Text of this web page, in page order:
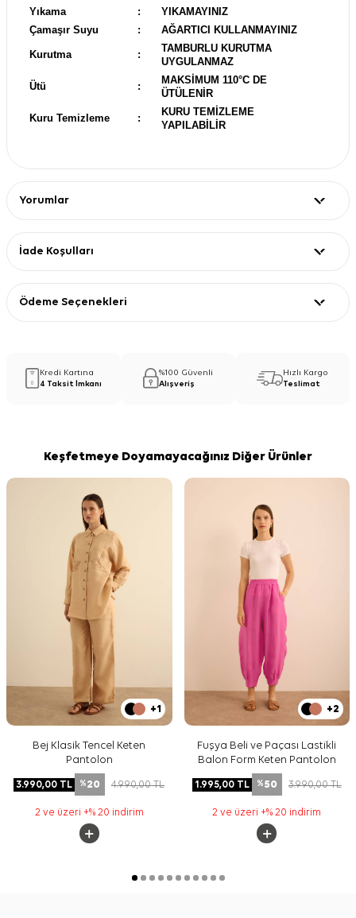
Yıkama
:
YIKAMAYINIZ
Çamaşır Suyu
: AĞARTICI KULLANMAYINIZ
Kurutma :
TAMBURLU KURUTMA
UYGULANMAZ
Ütü :
MAKSİMUM 110°C DE
ÜTÜLENİR
Kuru Temizleme :
KURU TEMİZLEME
YAPILABİLİR
Yorumlar
İade Koşulları
Ödeme Seçenekleri
Kredi Kartına
4 Taksit İmkanı
%100 Güvenli
Alışveriş
Hızlı Kargo
Teslimat
Keşfetmeye Doyamayacağınız Diğer Ürünler
+1
Bej Klasik Tencel Keten
Pantolon
3.990,00 TL %20 4.990,00TL
2 ve üzeri +% 20 indirim
+2
Fuşya Beli ve Paçası Lastikli
Balon Form Keten Pantolon
1.995,00TL %50 3.990,00TL
2 ve üzeri +% 20 indirim